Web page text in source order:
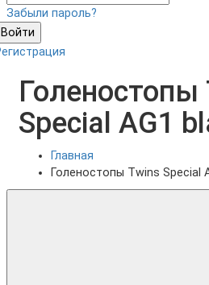
Забыли пароль?
Войти
Голеностопы
Special AG1
Главная
Голеностопы Twins Special